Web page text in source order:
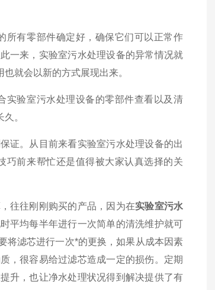
所有零部件确定好，确保它们可以正常作
一来，实验室污水处理设备的异常情况就
就会以新的方式展现出来。
验室污水处理设备的零部件查看以及清
。
。从目前来看实验室污水处理设备的出
巧前来帮忙还是值得被大家认真选择的关
往往刚刚购买的产品，因为在实验室污水
平均每半年进行一次简单的清洗维护就可
将滤芯进行一次*的更换，如果从成本因素
，很容易给过滤芯造成一定的损伤。定期
升，也让净水处理状况得到解决提供了有